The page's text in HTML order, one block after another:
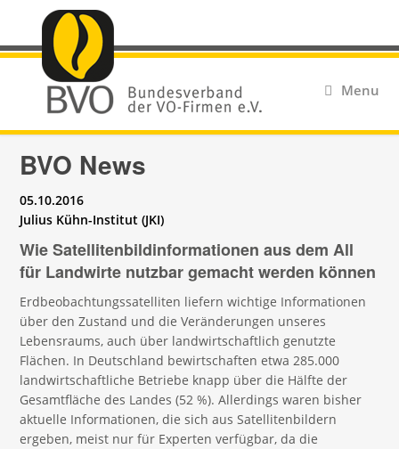
Menu
BVO News
05.10.2016
Julius Kühn-Institut (JKI)
Wie Satellitenbildinformationen aus dem All
für Landwirte nutzbar gemacht werden können
Erdbeobachtungssatelliten liefern wichtige Informationen
über den Zustand und die Veränderungen unseres
Lebensraums, auch über landwirtschaftlich genutzte
Flächen. In Deutschland bewirtschaften etwa 285.000
landwirtschaftliche Betriebe knapp über die Hälfte der
Gesamtfläche des Landes (52 %). Allerdings waren bisher
aktuelle Informationen, die sich aus Satellitenbildern
ergeben, meist nur für Experten verfügbar, da die